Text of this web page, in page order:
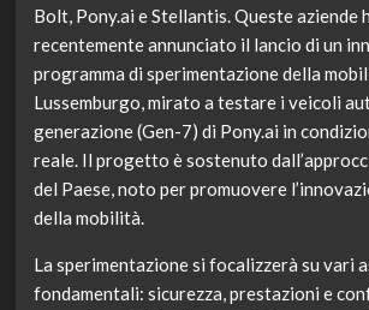
Bolt, Pony.ai e Stellantis. Queste aziende
recentemente annunciato il lancio di un
programma di sperimentazione della
Lussemburgo, mirato a testare i veicoli
generazione (Gen-7) di Pony.ai in
reale. Il progetto è sostenuto
del Paese, noto per promuovere
della mobilità.
La sperimentazione si focalizzerà su vari
fondamentali: sicurezza, prestazioni e